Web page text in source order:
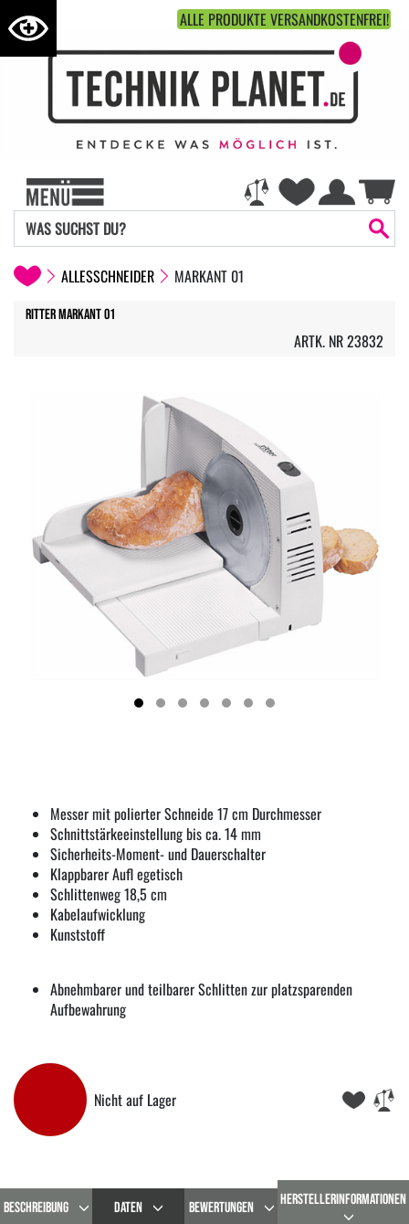
ALLE PRODUKTE VERSANDKOSTENFREI!
ALLESSCHNEIDER MARKANT 01
Ritter markant 01
ARTK. NR 23832
Messer mit polierter Schneide 17 cm Durchmesser
Schnittstärkeeinstellung bis ca. 14 mm
Sicherheits-Moment- und Dauerschalter
Klappbarer Aufl egetisch
Schlittenweg 18,5 cm
Kabelaufwicklung
Kunststoff
Abnehmbarer und teilbarer Schlitten zur platzsparenden
Aufbewahrung
Nicht auf Lager
BESCHREIBUNG DATEN BEWERTUNGEN HERSTELLERINFORMATIONEN